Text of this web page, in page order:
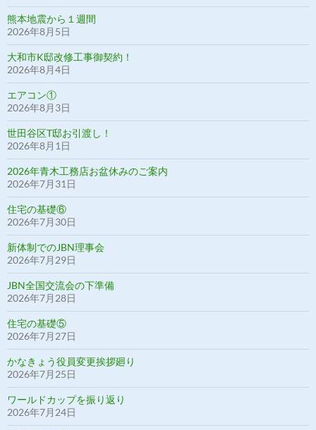
熊本地震から１週間
2026年8月5日
大和市K邸改修工事御契約！
2026年8月4日
エアコン①
2026年8月3日
世田谷区T邸お引渡し！
2026年8月1日
2026年青木工務店お盆休みのご案内
2026年7月31日
住宅の基礎⑥
2026年7月30日
新体制でのJBN理事会
2026年7月29日
JBN全国交流会の下準備
2026年7月28日
住宅の基礎⑤
2026年7月27日
かなきょう役員変更挨拶廻り
2026年7月25日
ワールドカップを振り返り
2026年7月24日